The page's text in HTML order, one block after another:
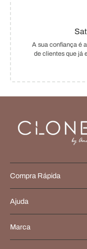
A sua confiança é
de clientes que já
Compra Rápida
Ajuda
Marca